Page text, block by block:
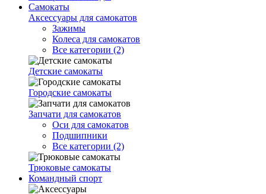
Самокаты
Аксессуары для самокатов
Зажимы
Колеса для самокатов
Все категории (2)
Детские самокаты
Городские самокаты
Запчати для самокатов
Оси для самокатов
Подшипники
Все категории (2)
Трюковые самокаты
Командный спорт